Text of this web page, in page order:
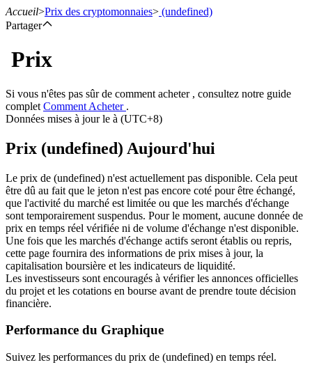
Futures USDT
Futures utilisant l'USDT comme garantie
Accueil>Prix des cryptomonnaies> (undefined)
Partager
Prix
Si vous n'êtes pas sûr de comment acheter , consultez notre guide
complet Comment Acheter .
Données mises à jour le à (UTC+8)
Prix (undefined) Aujourd'hui
Le prix de (undefined) n'est actuellement pas disponible. Cela peut
être dû au fait que le jeton n'est pas encore coté pour être échangé,
que l'activité du marché est limitée ou que les marchés d'échange
sont temporairement suspendus. Pour le moment, aucune donnée de
prix en temps réel vérifiée ni de volume d'échange n'est disponible.
Une fois que les marchés d'échange actifs seront établis ou repris,
cette page fournira des informations de prix mises à jour, la
capitalisation boursière et les indicateurs de liquidité.
Les investisseurs sont encouragés à vérifier les annonces officielles
du projet et les cotations en bourse avant de prendre toute décision
financière.
Performance du Graphique
Suivez les performances du prix de (undefined) en temps réel.